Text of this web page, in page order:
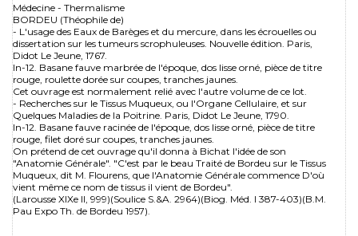
Médecine - Thermalisme
BORDEU (Théophile de)
- L'usage des Eaux de Barèges et du mercure, dans les écrouelles ou
dissertation sur les tumeurs scrophuleuses. Nouvelle édition. Paris,
Didot Le Jeune, 1767.
In-12. Basane fauve marbrée de l'époque, dos lisse orné, pièce de titre
rouge, roulette dorée sur coupes, tranches jaunes.
Cet ouvrage est normalement relié avec l'autre volume de ce lot.
- Recherches sur le Tissus Muqueux, ou l'Organe Cellulaire, et sur
Quelques Maladies de la Poitrine. Paris, Didot Le Jeune, 1790.
In-12. Basane fauve racinée de l'époque, dos lisse orné, pièce de titre
rouge, filet doré sur coupes, tranches jaunes.
On prétend de cet ouvrage qu'il donna à Bichat l'idée de son
"Anatomie Générale". "C'est par le beau Traité de Bordeu sur le Tissus
Muqueux, dit M. Flourens, que l'Anatomie Générale commence D'où
vient même ce nom de tissus il vient de Bordeu".
(Larousse XIXe II, 999)(Soulice S.&A. 2964)(Biog. Méd. I 387-403)(B.M.
Pau Expo Th. de Bordeu 1957).